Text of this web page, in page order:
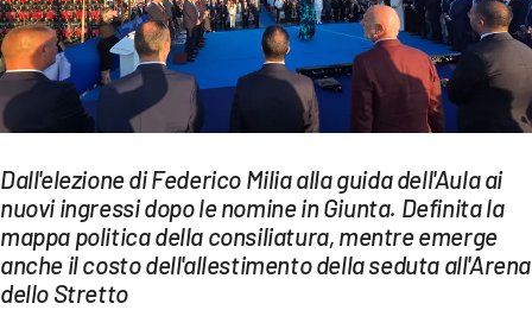
SPORT
Streaming
LAC NETWORK
LAC ONAIR
Dall'elezione di Federico Milia alla guida dell'Aula ai
nuovi ingressi dopo le nomine in Giunta. Definita la
mappa politica della consiliatura, mentre emerge
anche il costo dell'allestimento della seduta all'Arena
dello Stretto